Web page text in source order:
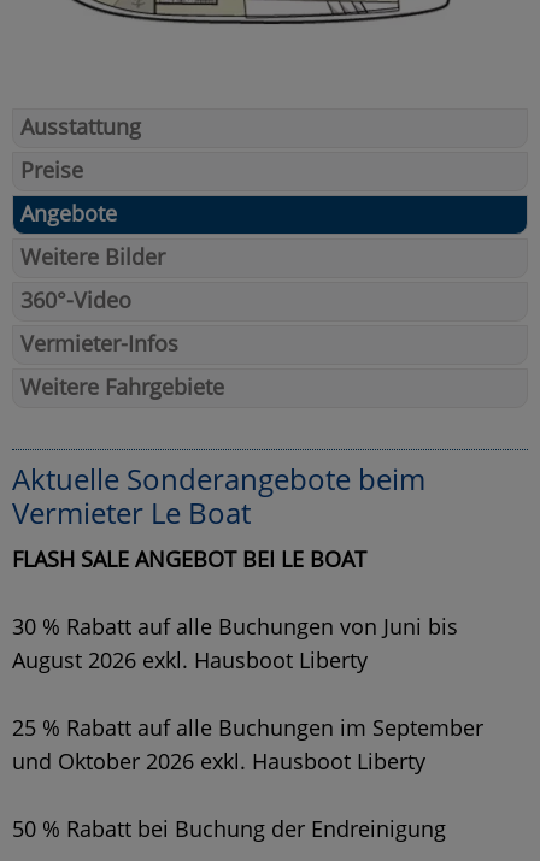
Ausstattung
Preise
Angebote
Weitere Bilder
360°-Video
Vermieter-Infos
Weitere Fahrgebiete
Aktuelle Sonderangebote beim
Vermieter Le Boat
FLASH SALE ANGEBOT BEI LE BOAT
30 % Rabatt auf alle Buchungen von Juni bis
August 2026 exkl. Hausboot Liberty
25 % Rabatt auf alle Buchungen im September
und Oktober 2026 exkl. Hausboot Liberty
50 % Rabatt bei Buchung der Endreinigung